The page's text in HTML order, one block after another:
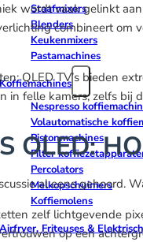
Staafmixers
Blenders
Keukenmixers
Pastamachines
Koffiemachines
Nespresso
Volautomatische
Pistonmachines
Filter
Percolators
Melkopschuimers
Koffiemolens
Airfryer, Friteuses &
wordt vaak gelinkt
combineert om
QLED TV’s bieden
in felle kamers, zelfs bij
OLED:
al eens gehoord.
zelf lichtgevende
op een